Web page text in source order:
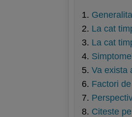
La cat
La cat
Va exista
Factori
Citeste